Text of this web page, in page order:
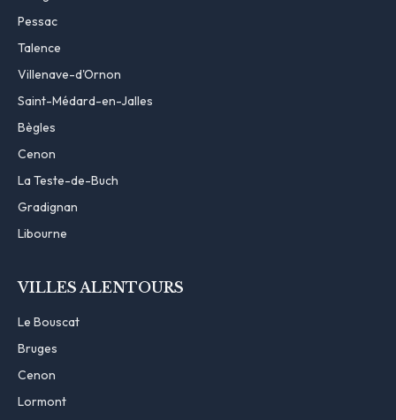
Pessac
Talence
Villenave-d'Ornon
Saint-Médard-en-Jalles
Bègles
Cenon
La Teste-de-Buch
Gradignan
Libourne
VILLES ALENTOURS
Le Bouscat
Bruges
Cenon
Lormont